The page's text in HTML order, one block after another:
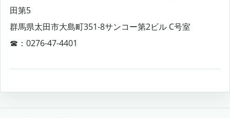
田第5
群馬県太田市大島町351-8サンコー第2ビル C号室
☎：0276-47-4401